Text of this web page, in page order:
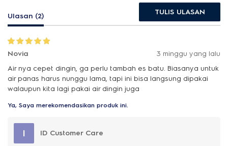
Ulasan (2) TULIS ULASAN
Novia
3 minggu yang lalu
Air nya cepet dingin, ga perlu tambah es batu. Biasanya untuk
air panas harus nunggu lama, tapi ini bisa langsung dipakai
walaupun kita lagi pakai air dingin juga
Ya, Saya merekomendasikan produk ini.
I ID Customer Care